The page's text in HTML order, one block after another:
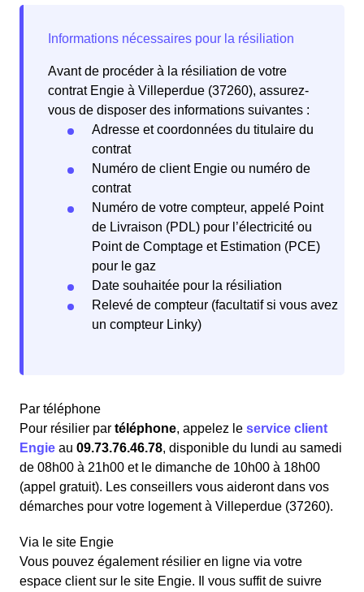
Avant de procéder à la résiliation de votre
contrat Engie à Villeperdue (37260), assurez-
vous de disposer des informations suivantes :
Adresse et coordonnées du titulaire du
contrat
Numéro de client Engie ou numéro de
contrat
Numéro de votre compteur, appelé Point
de Livraison (PDL) pour l’électricité ou
Point de Comptage et Estimation (PCE)
pour le gaz
Date souhaitée pour la résiliation
Relevé de compteur (facultatif si vous avez
un compteur Linky)
Par téléphone
Pour résilier par téléphone, appelez le service client
Engie au 09.73.76.46.78, disponible du lundi au samedi
de 08h00 à 21h00 et le dimanche de 10h00 à 18h00
(appel gratuit). Les conseillers vous aideront dans vos
démarches pour votre logement à Villeperdue (37260).
Via le site Engie
Vous pouvez également résilier en ligne via votre
espace client sur le site Engie. Il vous suffit de suivre